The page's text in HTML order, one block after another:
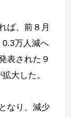
ば、前８月
万人減へ
表された９
大した。
なり、減少